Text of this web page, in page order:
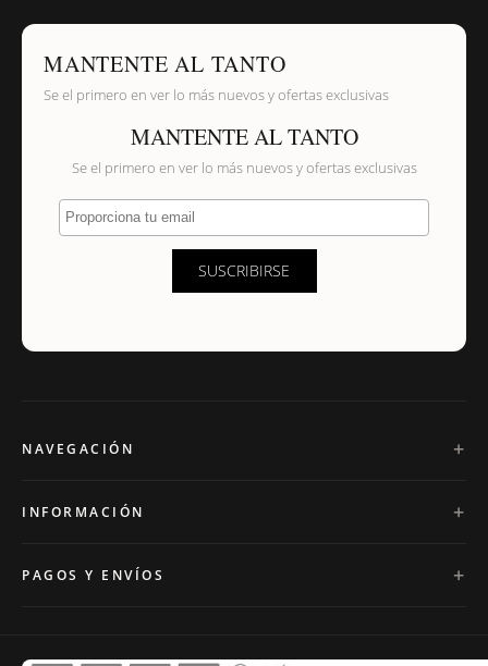
MANTENTE AL TANTO
Se el primero en ver lo más nuevos y ofertas exclusivas
MANTENTE AL TANTO
Se el primero en ver lo más nuevos y ofertas exclusivas
Proporciona tu email
SUSCRIBIRSE
NAVEGACIÓN
INFORMACIÓN
PAGOS Y ENVÍOS